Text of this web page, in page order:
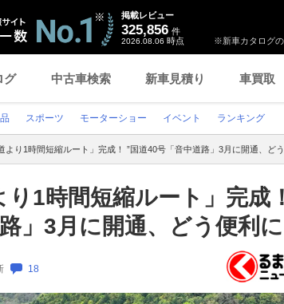
※新車カタログの
掲載レビュー
325,856 件
2026.08.06 時点
グ 中古車検索 新車見積り 車買取
スポーツ モーターショー イベント ランキング
より1時間短縮ルート」完成！ ”国道40号「音中道路」3月に開通、ど
1時間短縮ルート」完成！
」3月に開通、どう便利に
18